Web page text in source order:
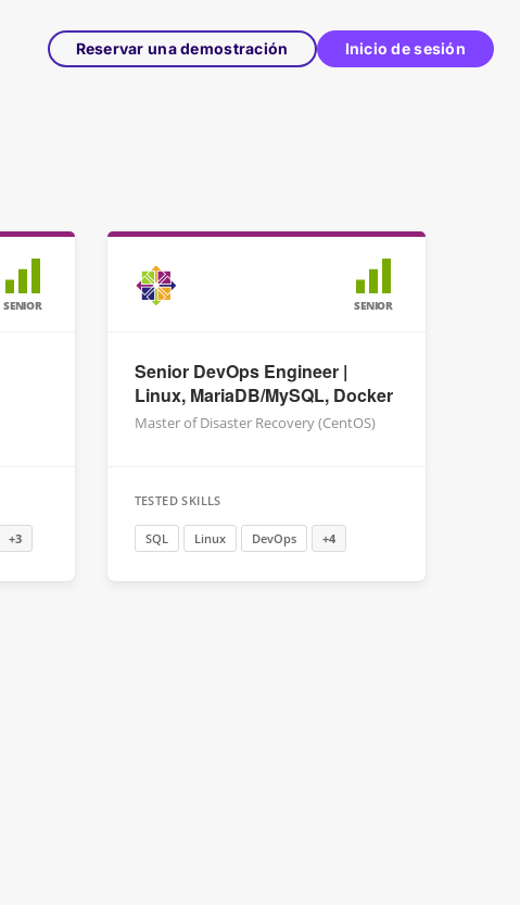
Reservar una demostración Inicio de sesión
SENIOR
+3
SENIOR
Senior DevOps Engineer |
Linux, MariaDB/MySQL, Docker
Master of Disaster Recovery (CentOS)
TESTED SKILLS
SQL Linux DevOps +4